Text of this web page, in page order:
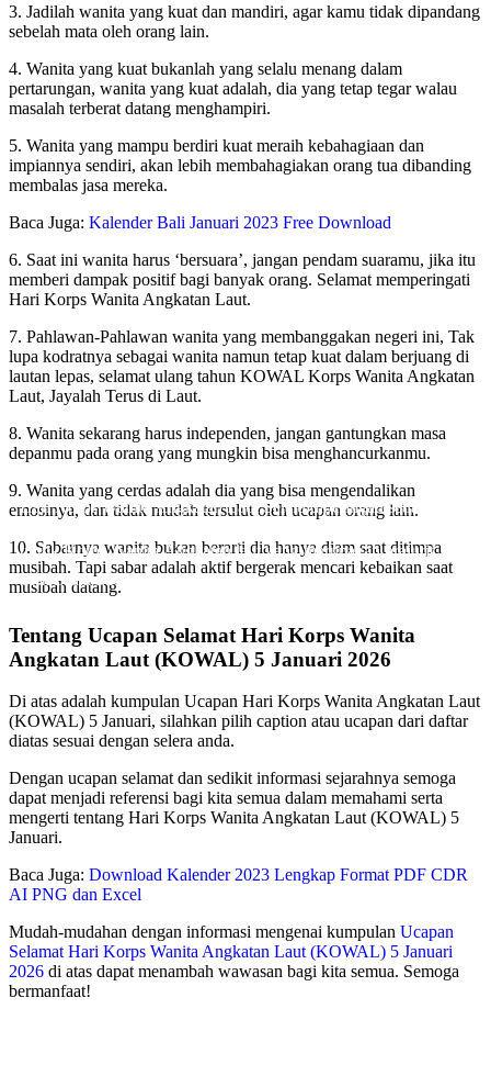
3. Jadilah wanita yang kuat dan mandiri, agar kamu tidak dipandang
sebelah mata oleh orang lain.
4. Wanita yang kuat bukanlah yang selalu menang dalam
pertarungan, wanita yang kuat adalah, dia yang tetap tegar walau
masalah terberat datang menghampiri.
5. Wanita yang mampu berdiri kuat meraih kebahagiaan dan
impiannya sendiri, akan lebih membahagiakan orang tua dibanding
membalas jasa mereka.
Baca Juga: Kalender Bali Januari 2023 Free Download
6. Saat ini wanita harus ‘bersuara’, jangan pendam suaramu, jika itu
memberi dampak positif bagi banyak orang. Selamat memperingati
Hari Korps Wanita Angkatan Laut.
7. Pahlawan-Pahlawan wanita yang membanggakan negeri ini, Tak
lupa kodratnya sebagai wanita namun tetap kuat dalam berjuang di
lautan lepas, selamat ulang tahun KOWAL Korps Wanita Angkatan
Laut, Jayalah Terus di Laut.
8. Wanita sekarang harus independen, jangan gantungkan masa
depanmu pada orang yang mungkin bisa menghancurkanmu.
9. Wanita yang cerdas adalah dia yang bisa mengendalikan
emosinya, dan tidak mudah tersulut oleh ucapan orang lain.
10. Sabarnya wanita bukan berarti dia hanya diam saat ditimpa
musibah. Tapi sabar adalah aktif bergerak mencari kebaikan saat
musibah datang.
Hari Korps Wanita Angkatan Laut
Hari Korps Wanita Angkatan Laut Selalu diperingati setiap
untuk Korps Wanita Angkatan laut yang merupakan prajurit
wanita TNI di bidang Angkata
Oleh Endik Eko
Pada Des 26, 2024
Tentang Ucapan Selamat Hari Korps Wanita
Angkatan Laut (KOWAL) 5 Januari 2026
Di atas adalah kumpulan Ucapan Hari Korps Wanita Angkatan Laut
(KOWAL) 5 Januari, silahkan pilih caption atau ucapan dari daftar
diatas sesuai dengan selera anda.
Dengan ucapan selamat dan sedikit informasi sejarahnya semoga
dapat menjadi referensi bagi kita semua dalam memahami serta
mengerti tentang Hari Korps Wanita Angkatan Laut (KOWAL) 5
Januari.
Baca Juga: Download Kalender 2023 Lengkap Format PDF CDR
AI PNG dan Excel
Mudah-mudahan dengan informasi mengenai kumpulan Ucapan
Selamat Hari Korps Wanita Angkatan Laut (KOWAL) 5 Januari
2026 di atas dapat menambah wawasan bagi kita semua. Semoga
bermanfaat!